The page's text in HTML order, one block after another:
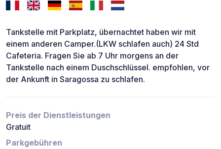
Tankstelle mit Parkplatz, übernachtet haben wir mit
einem anderen Camper.(LKW schlafen auch) 24 Std
Cafeteria. Fragen Sie ab 7 Uhr morgens an der
Tankstelle nach einem Duschschlüssel. empfohlen, vor
der Ankunft in Saragossa zu schlafen.
Preis der Dienstleistungen
Gratuit
Parkgebühren